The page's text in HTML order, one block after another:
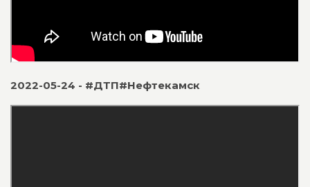
2022-05-24 - #ДТП#Нефтекамск